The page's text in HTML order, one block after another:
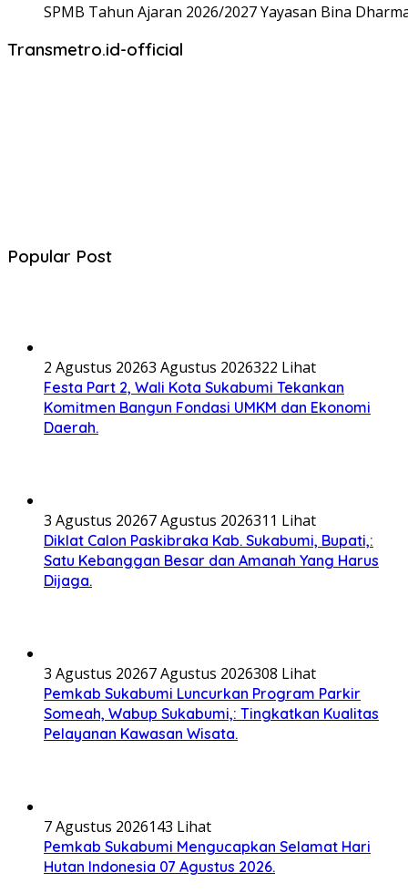
SPMB Tahun Ajaran 2026/2027 Yayasan Bina
Transmetro.id-official
Popular Post
2 Agustus 20263 Agustus 2026322 Lihat
Festa Part 2, Wali Kota Sukabumi Tekankan
Komitmen Bangun Fondasi UMKM dan Ekonomi
Daerah.
3 Agustus 20267 Agustus 2026311 Lihat
Diklat Calon Paskibraka Kab. Sukabumi, Bupati,:
Satu Kebanggan Besar dan Amanah Yang Harus
Dijaga.
3 Agustus 20267 Agustus 2026308 Lihat
Pemkab Sukabumi Luncurkan Program Parkir
Someah, Wabup Sukabumi,: Tingkatkan Kualitas
Pelayanan Kawasan Wisata.
7 Agustus 2026143 Lihat
Pemkab Sukabumi Mengucapkan Selamat Hari
Hutan Indonesia 07 Agustus 2026.